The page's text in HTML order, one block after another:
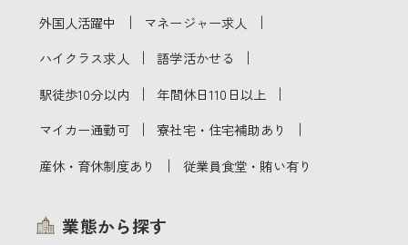
外国人活躍中 ｜ マネージャー求人 ｜
ハイクラス求人 ｜ 語学活かせる ｜
駅徒歩10分以内 ｜ 年間休日110日以上 ｜
マイカー通勤可 ｜ 寮社宅・住宅補助あり ｜
産休・育休制度あり ｜ 従業員食堂・賄い有り
業態から探す